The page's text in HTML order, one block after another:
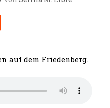
d
t
auf dem Friedenberg.